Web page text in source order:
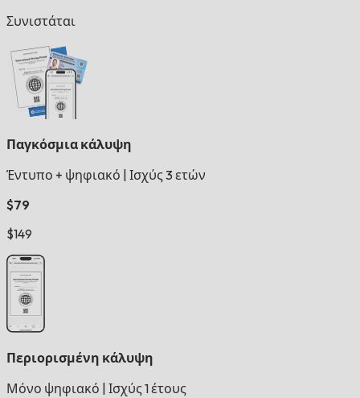
Συνιστάται
Παγκόσμια κάλυψη
Έντυπο + ψηφιακό Ισχύς 3 ετών
$79
$149
Περιορισμένη κάλυψη
Μόνο ψηφιακό Ισχύς 1 έτους